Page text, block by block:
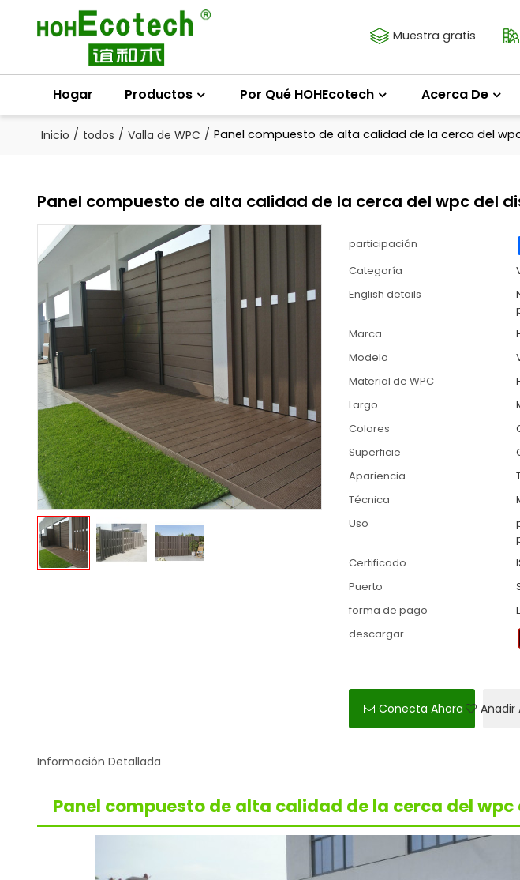
Muestra gratis
Hogar Productos Por Qué HOHEcotech Acerca De
Inicio / todos / Valla de WPC / Panel compuesto de alta calidad de la cerca del
Panel compuesto de alta calidad de la cerca del wpc del
participación
Categoría
English details
Marca
Modelo
Material de WPC
Largo
Colores
Superficie
Apariencia
Técnica
Uso
Certificado
Puerto
forma de pago
descargar
Conecta Ahora Añadir
Información Detallada
Panel compuesto de alta calidad de la cerca del